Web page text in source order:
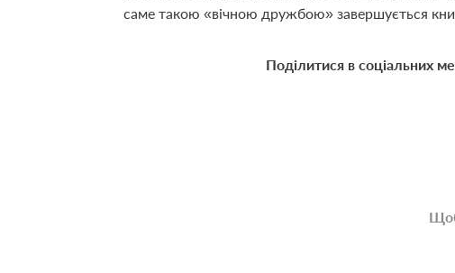
саме такою «вічною дружбою» завершується
Поділитися в соціальних